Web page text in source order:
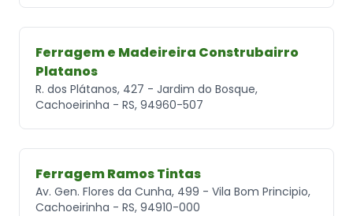
Ferragem e Madeireira Construbairro
Platanos
R. dos Plátanos, 427 - Jardim do Bosque,
Cachoeirinha - RS, 94960-507
Ferragem Ramos Tintas
Av. Gen. Flores da Cunha, 499 - Vila Bom Principio,
Cachoeirinha - RS, 94910-000